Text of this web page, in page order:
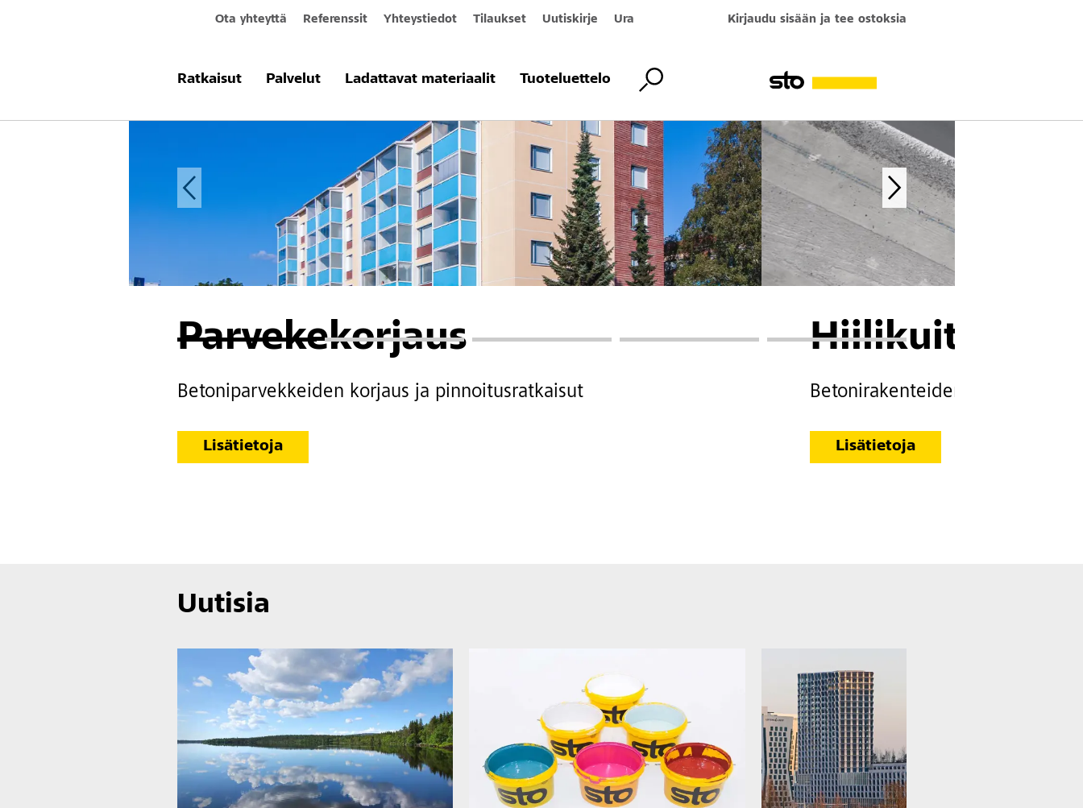
Ota yhteyttä Referenssit Yhteystiedot Tilaukset Uutiskirje Ura Kirjaudu sisään ja tee ostoksia
Ratkaisut Palvelut Ladattavat materiaalit Tuoteluettelo
Parvekekorjaus
Betoniparvekkeiden korjaus ja pinnoitusratkaisut
Lisätietoja
Betonirakenteiden vahvistus
Lisätietoja
Uutisia